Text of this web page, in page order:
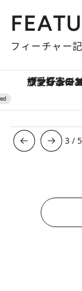
フィーチャー
ヴァシュロン・コンスタンタン「
3 / 5